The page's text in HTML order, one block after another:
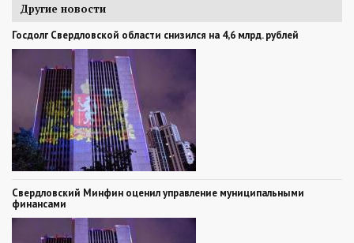
Другие новости
Госдолг Свердловской области снизился на 4,6 млрд. рублей
Свердловский Минфин оценил управление муниципальными
финансами